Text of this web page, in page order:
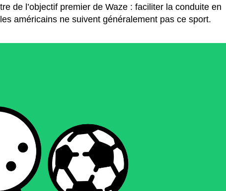
de l’objectif premier de Waze : faciliter la conduite en
américains ne suivent généralement pas ce sport.